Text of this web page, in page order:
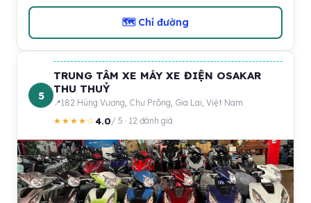
🗺 Chỉ đường
5
TRUNG TÂM XE MÁY XE ĐIỆN OSAKAR
THU THUỶ
182 Hùng Vương, Chư Prông, Gia Lai, Việt Nam
★★★★☆4.0/ 5 · 12 đánh giá